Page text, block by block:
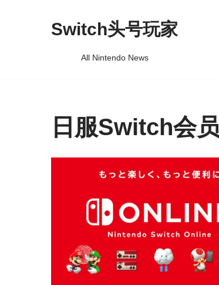
Switch头号玩家
All Nintendo News
日服Switch会员